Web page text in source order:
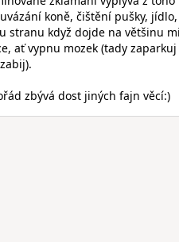
koně, čištění pušky, jídlo,
stranu když dojde na většinu
ať vypnu mozek (tady zaparkuj
zbývá dost jiných fajn věcí:)